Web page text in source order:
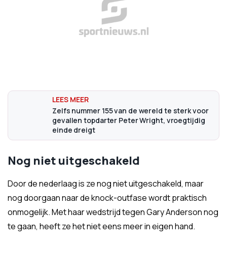
Zelfs nummer 155 van de wereld te sterk voor
gevallen topdarter Peter Wright, vroegtijdig
einde dreigt
Nog niet uitgeschakeld
Door de nederlaag is ze nog niet uitgeschakeld, maar
nog doorgaan naar de knock-outfase wordt praktisch
onmogelijk. Met haar wedstrijd tegen Gary Anderson nog
te gaan, heeft ze het niet eens meer in eigen hand.